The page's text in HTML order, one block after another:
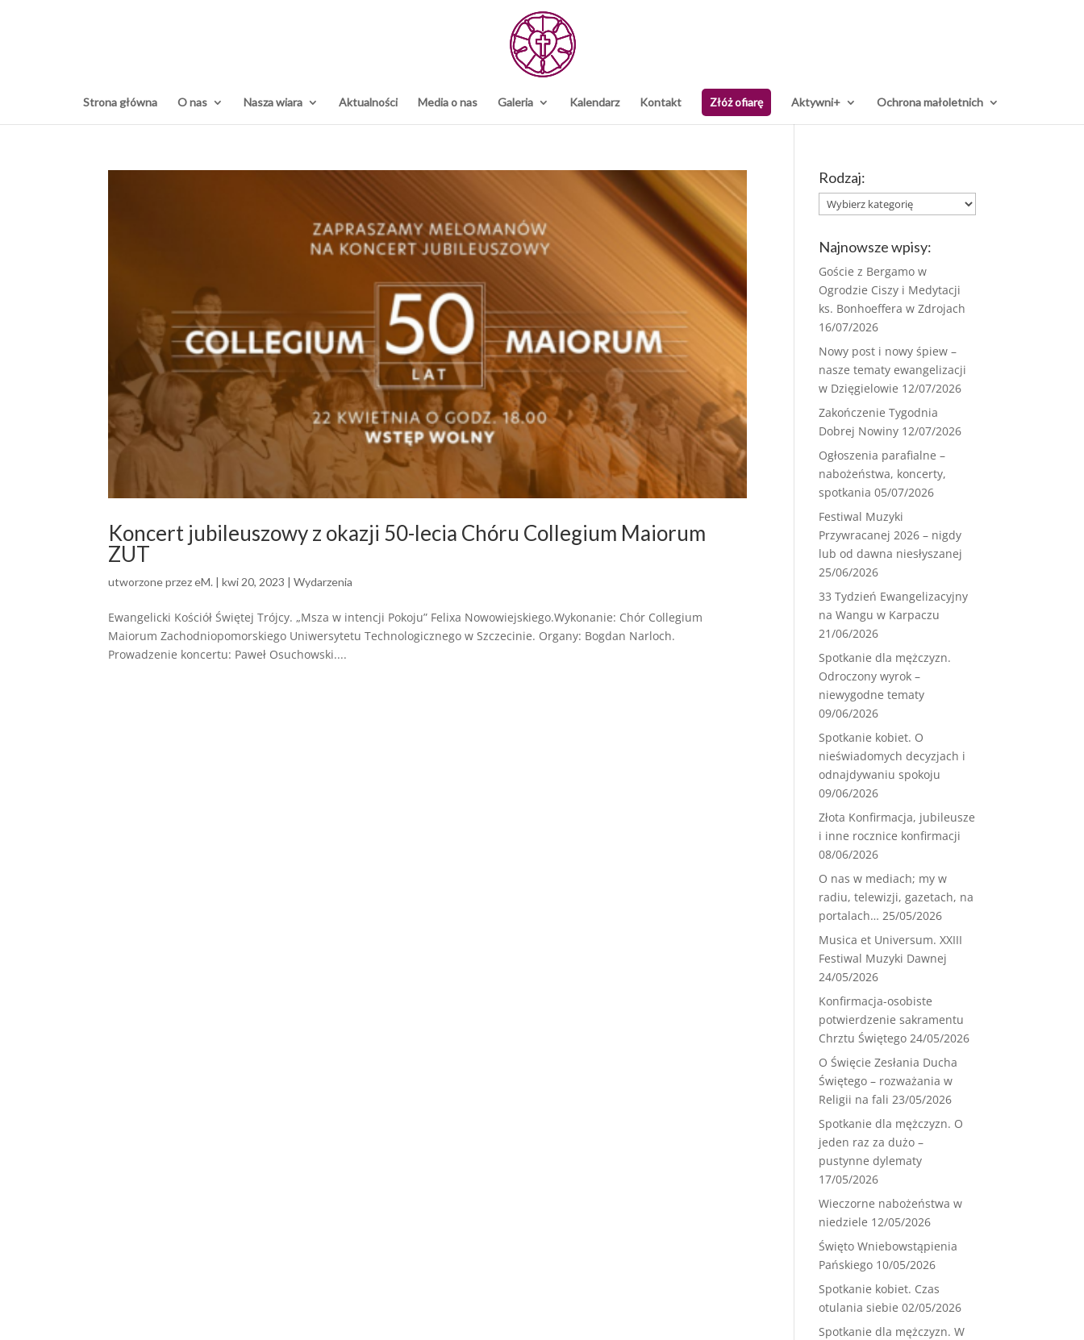
Strona główna O nas Nasza wiara Aktualności Media o nas Galeria Kalendarz Kontakt Złóż ofiarę Aktywni+ Ochrona małoletnich
Koncert jubileuszowy z okazji 50-lecia Chóru Collegium Maiorum
ZUT
utworzone przezeM. |kwi 20, 2023 |Wydarzenia
Ewangelicki Kościół Świętej Trójcy. „Msza w intencji Pokoju” Felixa Nowowiejskiego.Wykonanie: Chór Collegium
Maiorum Zachodniopomorskiego Uniwersytetu Technologicznego w Szczecinie. Organy: Bogdan Narloch.
Prowadzenie koncertu: Paweł Osuchowski....
Rodzaj:
Rodzaj:
Najnowsze wpisy:
Goście z Bergamo w
Ogrodzie Ciszy i Medytacji
ks. Bonhoeffera w Zdrojach
16/07/2026
Nowy post i nowy śpiew –
nasze tematy ewangelizacji
w Dzięgielowie 12/07/2026
Zakończenie Tygodnia
Dobrej Nowiny 12/07/2026
Ogłoszenia parafialne –
nabożeństwa, koncerty,
spotkania 05/07/2026
Festiwal Muzyki
Przywracanej 2026 – nigdy
lub od dawna niesłyszanej
25/06/2026
33 Tydzień Ewangelizacyjny
na Wangu w Karpaczu
21/06/2026
Spotkanie dla mężczyzn.
Odroczony wyrok –
niewygodne tematy
09/06/2026
Spotkanie kobiet. O
nieświadomych decyzjach i
odnajdywaniu spokoju
09/06/2026
Złota Konfirmacja, jubileusze
i inne rocznice konfirmacji
08/06/2026
O nas w mediach; my w
radiu, telewizji, gazetach, na
portalach… 25/05/2026
Musica et Universum. XXIII
Festiwal Muzyki Dawnej
24/05/2026
Konfirmacja-osobiste
potwierdzenie sakramentu
Chrztu Świętego 24/05/2026
O Święcie Zesłania Ducha
Świętego – rozważania w
Religii na fali 23/05/2026
Spotkanie dla mężczyzn. O
jeden raz za dużo –
pustynne dylematy
17/05/2026
Wieczorne nabożeństwa w
niedziele 12/05/2026
Święto Wniebowstąpienia
Pańskiego 10/05/2026
Spotkanie kobiet. Czas
otulania siebie 02/05/2026
Spotkanie dla mężczyzn. W